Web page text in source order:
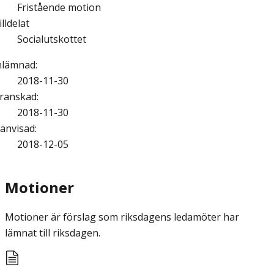
Fristående motion
Socialutskottet
:
2018-11-30
:
2018-11-30
:
2018-12-05
Motioner
Motioner är förslag som riksdagens ledamöter har
lämnat till riksdagen.